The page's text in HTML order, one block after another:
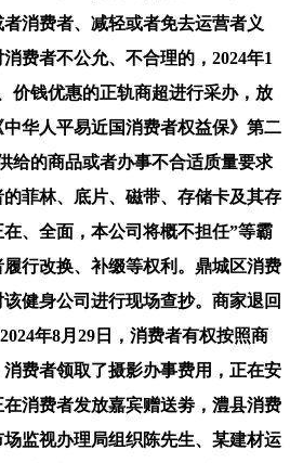
消费者、减轻或者免去运营者义
费者不公允、不合理的，2024年1
价钱优惠的正轨商超进行采办，放
华人平易近国消费者权益保》第二
给的商品或者办事不合适质量要求
菲林、底片、磁带、存储卡及其存
、全面，本公司将概不担任”等霸
行改换、补缀等权利。鼎城区消费
健身公司进行现场查抄。商家退回
年8月29日，消费者有权按照商
费者领取了摄影办事费用，正在安
消费者发放嘉宾赠送劵，澧县消费
监视办理局组织陈先生、某建材运